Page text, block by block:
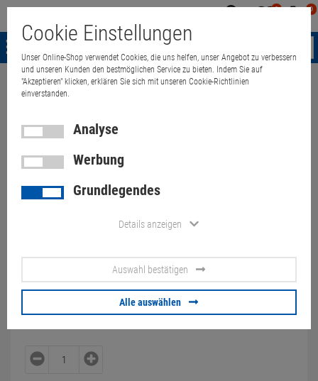
0 0
Menü
Weiter einkaufen
Lenovo ThinkPad T580 i5
8350U 8GB 256GB NVMe
(Akkus 80%/80%) Touchscreen
189,00 €
Cookie Einstellungen
Unser Online-Shop verwendet Cookies, die uns helfen, unser Angebot zu verbessern
und unseren Kunden den bestmöglichen Service zu bieten. Indem Sie auf
"Akzeptieren" klicken, erklären Sie sich mit unseren Cookie-Richtlinien
einverstanden.
Analyse
Werbung
Grundlegendes
Details anzeigen
Auswahl bestätigen
Alle auswählen